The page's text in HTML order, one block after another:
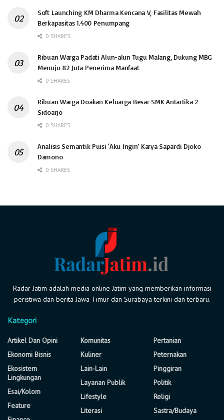
Soft Launching KM Dharma Kencana V, Fasilitas Mewah
Berkapasitas 1.400 Penumpang
0 SHARES
Ribuan Warga Padati Alun-alun Tugu Malang, Dukung MBG
Menuju 82 Juta Penerima Manfaat
0 SHARES
Ribuan Warga Doakan Keluarga Besar SMK Antartika 2
Sidoarjo
0 SHARES
Analisis Semantik Puisi ‘Aku Ingin’ Karya Sapardi Djoko
Damono
0 SHARES
Radar Jatim adalah media online Jatim yang memberikan informasi
peristiwa dan berita Jawa Timur dan Surabaya terkini dan terbaru.
Kategori
Artikel Dan Opini
Ekonomi Bisnis
Ekosistem
Lingkungan
Esai/Kolom
Feature
Komunitas
Kuliner
Lain-Lain
Layanan Publik
Lifestyle
Literasi
Pertanian
Peternakan
Pinggiran
Politik
Religi
Sastra/Budaya